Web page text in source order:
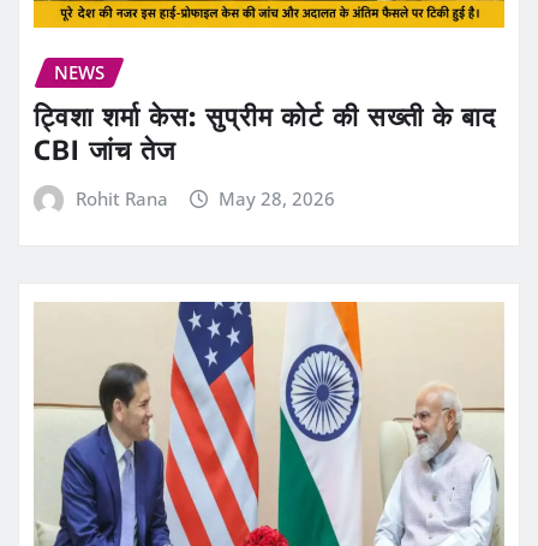
NEWS
ट्विशा शर्मा केस: सुप्रीम कोर्ट की सख्ती के बाद
CBI जांच तेज
Rohit Rana May 28, 2026